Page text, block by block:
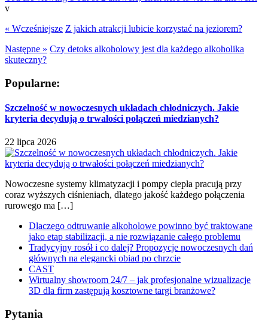
v
« Wcześniejsze Z jakich atrakcji lubicie korzystać na jeziorem?
Następne » Czy detoks alkoholowy jest dla każdego alkoholika
skuteczny?
Popularne:
Szczelność w nowoczesnych układach chłodniczych. Jakie
kryteria decydują o trwałości połączeń miedzianych?
22 lipca 2026
Nowoczesne systemy klimatyzacji i pompy ciepła pracują przy
coraz wyższych ciśnieniach, dlatego jakość każdego połączenia
rurowego ma […]
Dlaczego odtruwanie alkoholowe powinno być traktowane
jako etap stabilizacji, a nie rozwiązanie całego problemu
Tradycyjny rosół i co dalej? Propozycje nowoczesnych dań
głównych na elegancki obiad po chrzcie
CAST
Wirtualny showroom 24/7 – jak profesjonalne wizualizacje
3D dla firm zastępują kosztowne targi branżowe?
Pytania